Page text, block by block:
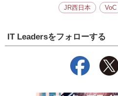
JR西日本 VoC
IT Leadersをフォローする